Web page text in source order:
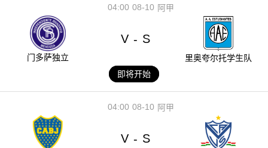
08-10
04:00 阿甲
门多萨独立
V - S
里奥夸尔托学生队
即将开始
08-10
04:00 阿甲
V - S